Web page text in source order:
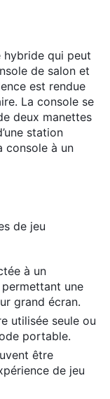
hybride qui peut
de salon et
est rendue
La console se
deux manettes
station
console à un
de jeu
à un
une
grand écran.
utilisée seule ou
portable.
être
de jeu